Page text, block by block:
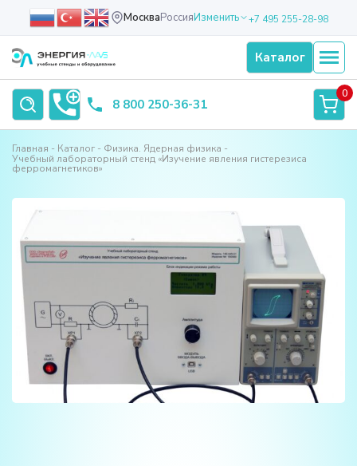
МоскваРоссияИзменить +7 495 255-28-98
Каталог
8 800 250-36-31
0
Главная Каталог
Физика. Ядерная физика
Учебный лабораторный стенд «Изучение явления гистерезиса
ферромагнетиков»